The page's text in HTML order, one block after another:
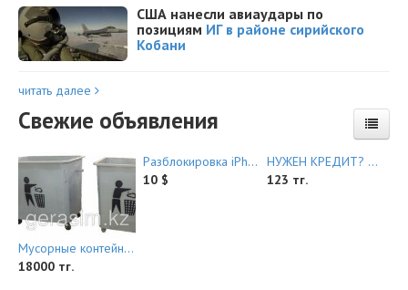
США нанесли авиаудары по
позициям ИГ в районе сирийского
Кобани
читать далее
Свежие объявления
Мусорные контейнеры, баки
18000 тг.
Разблокировка iPhone Huawei ZTE Alcatel HTC Blackberry Lg
10 $
НУЖЕН КРЕДИТ? БИЗНЕС ИЛИ ЛИЧНЫЙ?
123 тг.